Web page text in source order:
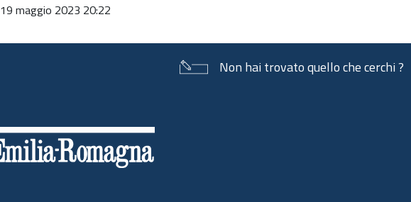
19 maggio 2023 20:22
Non hai trovato quello che cerchi ?